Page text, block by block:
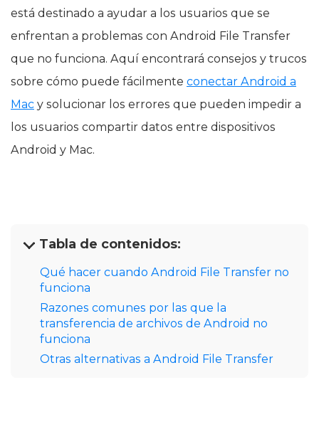
está destinado a ayudar a los usuarios que se
enfrentan a problemas con Android File Transfer
que no funciona. Aquí encontrará consejos y trucos
sobre cómo puede fácilmente conectar Android a
Mac y solucionar los errores que pueden impedir a
los usuarios compartir datos entre dispositivos
Android y Mac.
Tabla de contenidos:
Qué hacer cuando Android File Transfer no
funciona
Razones comunes por las que la
transferencia de archivos de Android no
funciona
Otras alternativas a Android File Transfer